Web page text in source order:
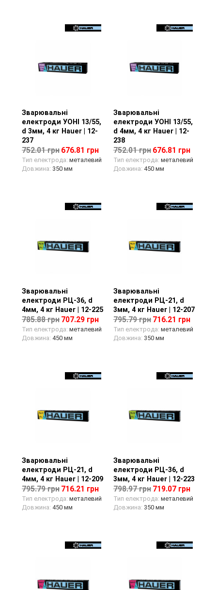
Перегляд товару
Зварювальні
електроди УОНІ 13/55,
d 3мм, 4 кг Hauer | 12-
237
752.01 грн 676.81 грн
Тип електрода: металевий
Довжина: 350 мм
Перегляд товару
Зварювальні
електроди УОНІ 13/55,
d 4мм, 4 кг Hauer | 12-
238
752.01 грн 676.81 грн
Тип електрода: металевий
Довжина: 450 мм
Перегляд товару
Зварювальні
електроди РЦ-36, d
4мм, 4 кг Hauer | 12-225
785.88 грн 707.29 грн
Тип електрода: металевий
Довжина: 450 мм
Перегляд товару
Зварювальні
електроди РЦ-21, d
3мм, 4 кг Hauer | 12-207
795.79 грн 716.21 грн
Тип електрода: металевий
Довжина: 350 мм
Перегляд товару
Зварювальні
електроди РЦ-21, d
4мм, 4 кг Hauer | 12-209
795.79 грн 716.21 грн
Тип електрода: металевий
Довжина: 450 мм
Перегляд товару
Зварювальні
електроди РЦ-36, d
3мм, 4 кг Hauer | 12-223
798.97 грн 719.07 грн
Тип електрода: металевий
Довжина: 350 мм